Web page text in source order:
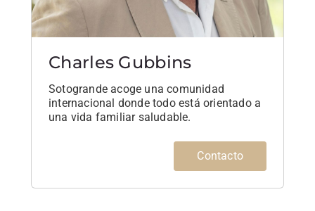
Charles Gubbins
Sotogrande acoge una comunidad
internacional donde todo está orientado a
una vida familiar saludable.
Contacto